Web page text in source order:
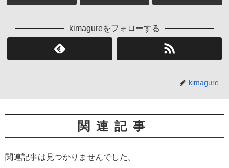
kimagureをフォローする
kimagure
関連記事
関連記事は見つかりませんでした。